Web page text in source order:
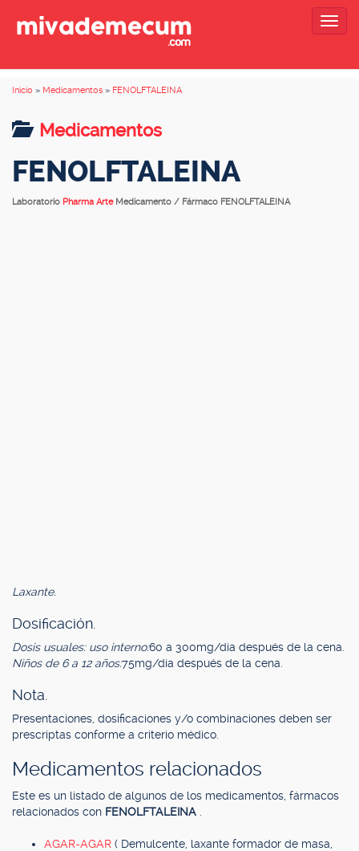
Inicio » Medicamentos » FENOLFTALEINA
Medicamentos
FENOLFTALEINA
Laboratorio Pharma Arte Medicamento / Fármaco FENOLFTALEINA
Laxante.
Dosificación.
Dosis usuales: uso interno:60 a 300mg/día después de la cena.
Niños de 6 a 12 años:75mg/día después de la cena.
Nota.
Presentaciones, dosificaciones y/o combinaciones deben ser
prescriptas conforme a criterio médico.
Medicamentos relacionados
Este es un listado de algunos de los medicamentos, fármacos
relacionados con FENOLFTALEINA
AGAR-AGAR ( Demulcente, laxante formador de masa,